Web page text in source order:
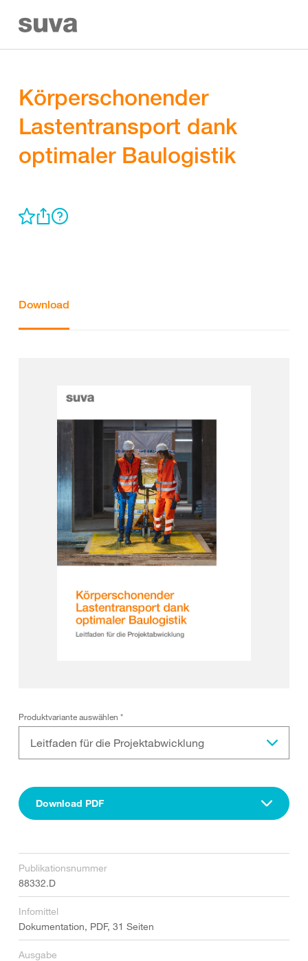
Körperschonender
Lastentransport dank
optimaler Baulogistik
Download
Produktvariante auswählen *
Leitfaden für die Projektabwicklung
Download PDF
Publikationsnummer
88332.D
Infomittel
Dokumentation, PDF, 31 Seiten
Ausgabe